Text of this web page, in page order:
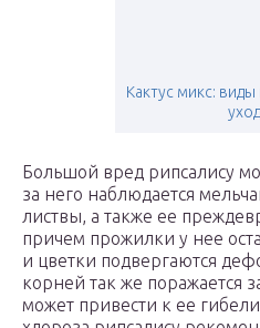
Кактус микс:
Большой вред рипсалису
за него наблюдается
листвы, а также ее
причем прожилки у нее
и цветки подвергаются
корней так же поражается
может привести к ее